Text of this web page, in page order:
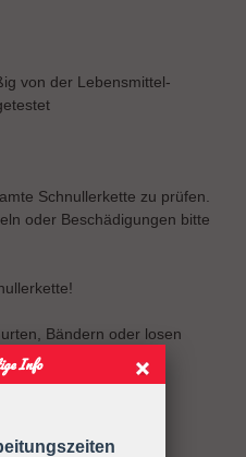
von der Lebensmittel-
Schnullerkette zu prüfen.
oder Beschädigungen bitte
Bändern oder losen
Info